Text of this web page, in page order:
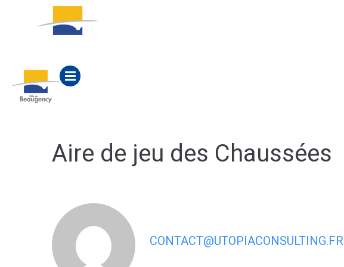
Aire de jeu des Chaussées
CONTACT@UTOPIACONSULTING.FR